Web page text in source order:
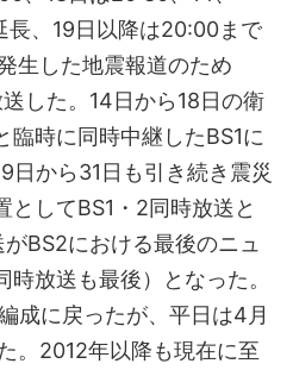
長、19日以降は20:00まで
生した地震報道のため
した。14日から18日の衛
臨時に同時中継したBS1に
日から31日も引き続き震災
してBS1・2同時放送と
BS2における最後のニュ
放送も最後）となった。
成に戻ったが、平日は4月
。2012年以降も現在に至